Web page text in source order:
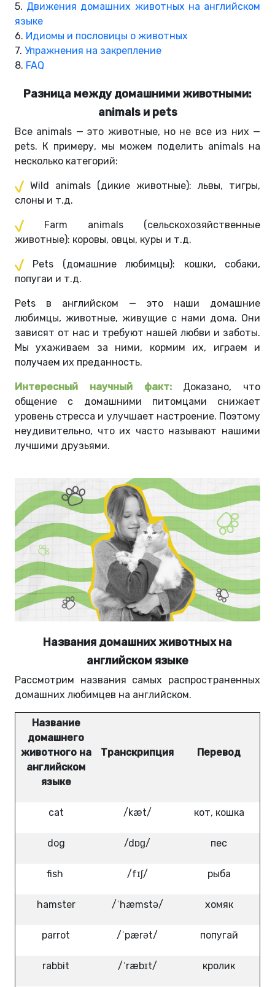
5. Движения домашних животных на английском
языке
6. Идиомы и пословицы о животных
7. Упражнения на закрепление
8. FAQ
Разница между домашними животными:
animals и pets
Все animals — это животные, но не все из них —
pets. К примеру, мы можем поделить animals на
несколько категорий:
Wild animals (дикие животные): львы, тигры,
слоны и т.д.
Farm animals (сельскохозяйственные
животные): коровы, овцы, куры и т.д.
Pets (домашние любимцы): кошки, собаки,
попугаи и т.д.
Pets в английском — это наши домашние
любимцы, животные, живущие с нами дома. Они
зависят от нас и требуют нашей любви и заботы.
Мы ухаживаем за ними, кормим их, играем и
получаем их преданность.
Интересный научный факт:Доказано, что
общение с домашними питомцами снижает
уровень стресса и улучшает настроение. Поэтому
неудивительно, что их часто называют нашими
лучшими друзьями.
Названия домашних животных на
английском языке
Рассмотрим названия самых распространенных
домашних любимцев на английском.
Название
домашнего
животного на
английском
языке
Транскрипция Перевод
cat /kæt/ кот, кошка
dog /dɒɡ/ пес
fish /fɪʃ/ рыба
hamster /ˈhæmstə/ хомяк
parrot /ˈpærət/ попугай
rabbit /ˈræbɪt/ кролик